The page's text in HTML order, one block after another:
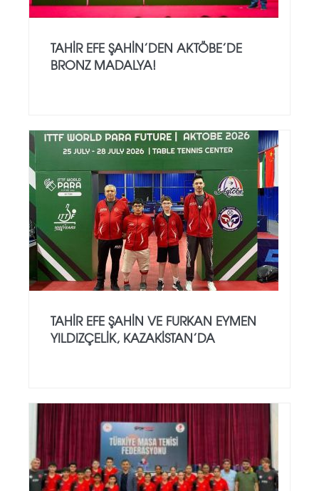
TAHIR EFE ŞAHIN’DEN AKTÖBE’DE
BRONZ MADALYA!
TAHIR EFE ŞAHIN VE FURKAN EYMEN
YILDIZÇELIK, KAZAKISTAN’DA